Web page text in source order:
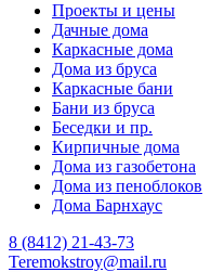
Проекты и цены
Дачные дома
Каркасные дома
Дома из бруса
Каркасные бани
Бани из бруса
Беседки и пр.
Кирпичные дома
Дома из газобетона
Дома из пеноблоков
Дома Барнхаус
8 (8412) 21-43-73
Teremokstroy@mail.ru